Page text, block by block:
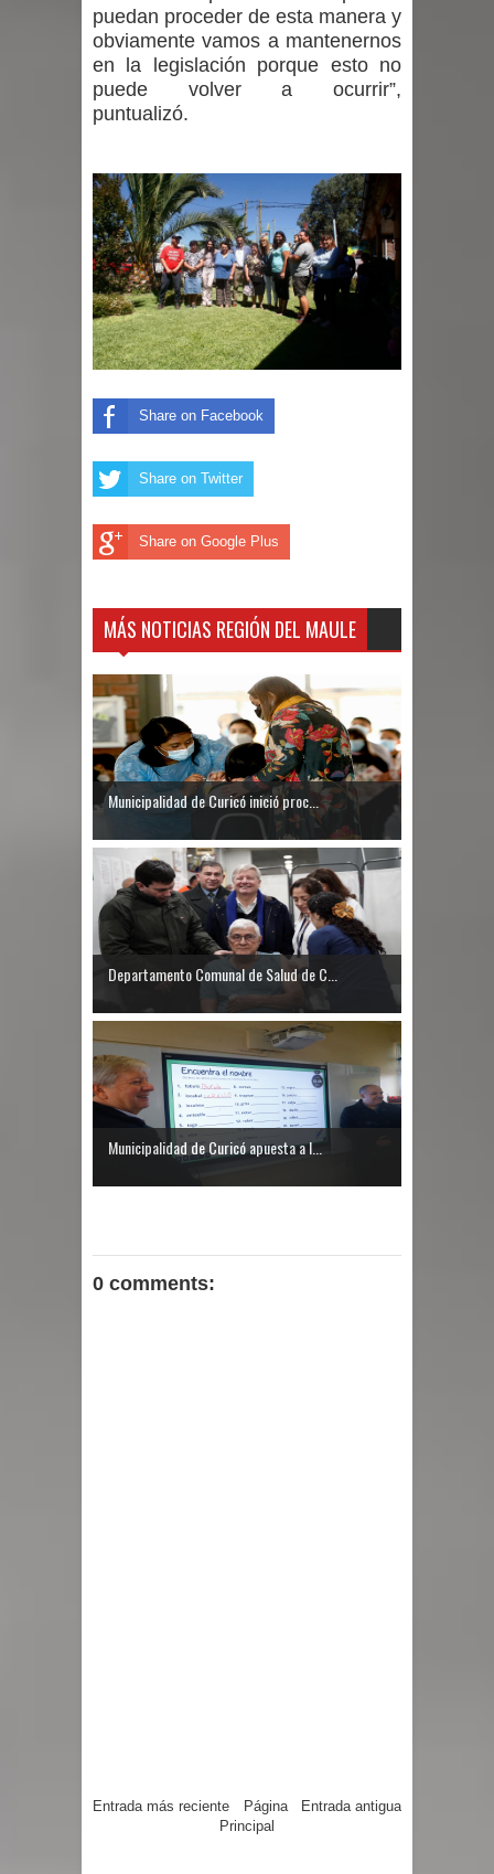
puedan proceder de esta manera y
obviamente vamos a mantenernos
en la legislación porque esto no
puede volver a ocurrir”,
puntualizó.
Share on Facebook
Share on Twitter
Share on Google Plus
MÁS NOTICIAS REGIÓN DEL MAULE
Municipalidad de Curicó inició proc...
Departamento Comunal de Salud de C...
Municipalidad de Curicó apuesta a l...
0 comments:
Entrada más reciente Entrada antigua
Página
Principal